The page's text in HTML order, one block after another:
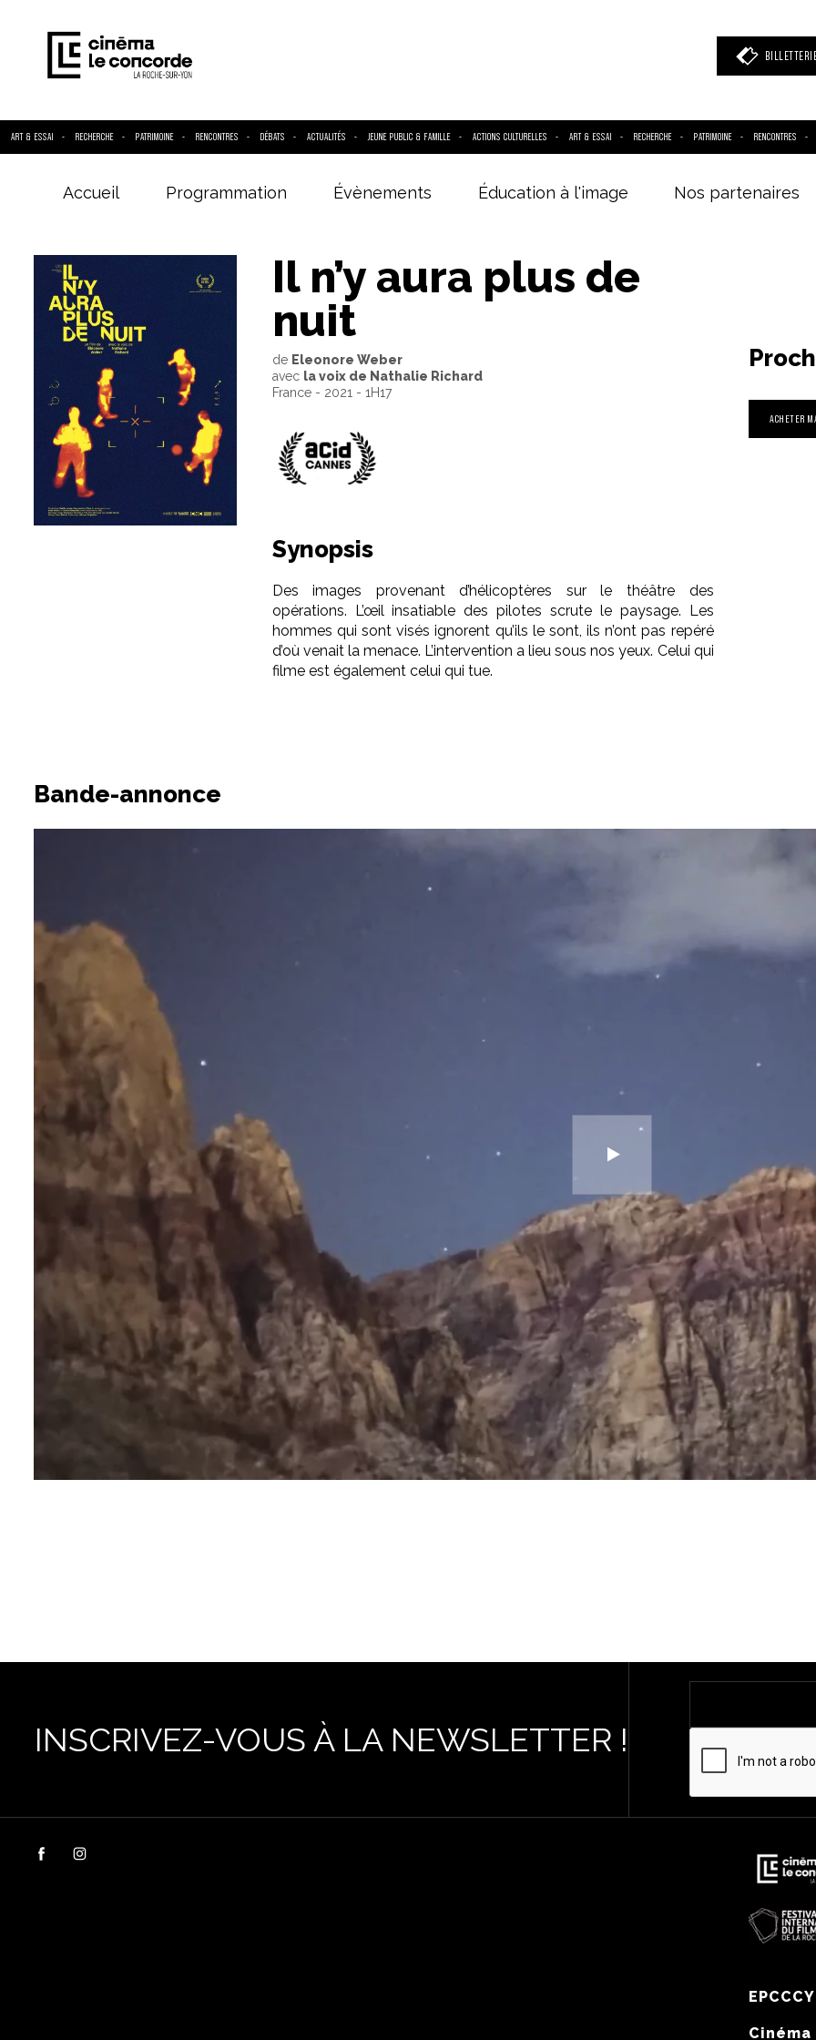
ART & ESSAI RECHERCHE PATRIMOINE RENCONTRES DÉBATS ACTUALITÉS JEUNE PUBLIC & FAMILLE ACTIONS CULTURELLES ART & ESSAI RECHERCHE PATRIMOINE RENCONTRES
Accueil Programmation Évènements Éducation à l'image Nos partenaires
Il n’y aura plus de
nuit
de Eleonore Weber
avec la voix de Nathalie Richard
France - 2021 - 1H17
Synopsis
Des images provenant d’hélicoptères sur le théâtre des
opérations. L’œil insatiable des pilotes scrute le paysage. Les
hommes qui sont visés ignorent qu’ils le sont, ils n’ont pas repéré
d’où venait la menace. L’intervention a lieu sous nos yeux. Celui qui
filme est également celui qui tue.
ACHETER
Bande-annonce
INSCRIVEZ-VOUS À LA NEWSLETTER !
EPCCCY